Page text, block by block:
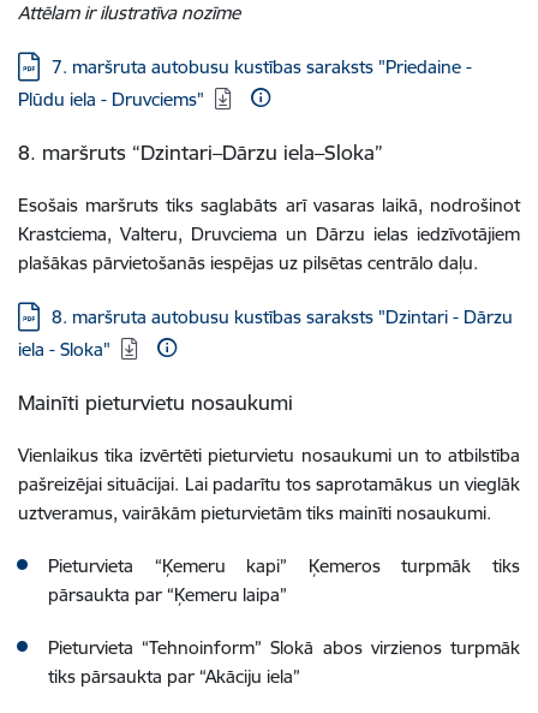
Attēlam ir ilustratīva nozīme
Lejupielādēt:
7. maršruta autobusu kustības saraksts "Priedaine -
Plūdu iela - Druvciems"
8. maršruts “Dzintari–Dārzu iela–Sloka”
Esošais maršruts tiks saglabāts arī vasaras laikā, nodrošinot
Krastciema, Valteru, Druvciema un Dārzu ielas iedzīvotājiem
plašākas pārvietošanās iespējas uz pilsētas centrālo daļu.
Lejupielādēt:
8. maršruta autobusu kustības saraksts "Dzintari - Dārzu
iela - Sloka"
Mainīti pieturvietu nosaukumi
Vienlaikus tika izvērtēti pieturvietu nosaukumi un to atbilstība
pašreizējai situācijai. Lai padarītu tos saprotamākus un vieglāk
uztveramus, vairākām pieturvietām tiks mainīti nosaukumi.
Pieturvieta “Ķemeru kapi” Ķemeros turpmāk tiks
pārsaukta par “Ķemeru laipa”
Pieturvieta “Tehnoinform” Slokā abos virzienos turpmāk
tiks pārsaukta par “Akāciju iela”